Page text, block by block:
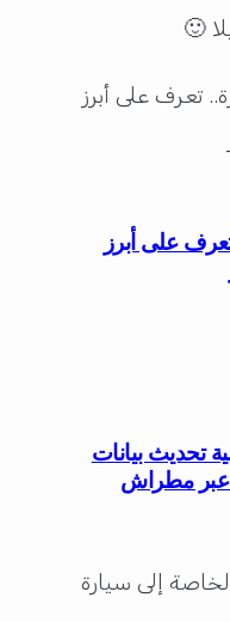
🙂
على أبرز
تحديث بيانات
عبر مطراش